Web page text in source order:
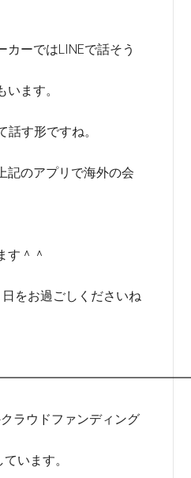
カーではLINEで話そう
ます。
話す形ですね。
記のアプリで海外の会
す＾＾
をお過ごしくださいね
ラウドファンディング
います。